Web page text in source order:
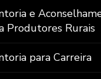
e
Produtores Rurais
para Carreira